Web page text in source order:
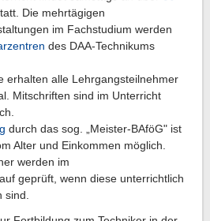
Die mehrtägigen
im Fachstudium werden
des DAA-Technikums
erhalten alle Lehrgangsteilnehmer
Mitschriften sind im Unterricht
durch das sog. „Meister-BAföG" ist
Alter und Einkommen möglich.
werden im
geprüft, wenn diese unterrichtlich
sind.